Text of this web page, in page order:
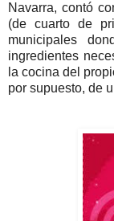
Navarra, contó
(de cuarto de
municipales
ingredientes
la cocina del
por supuesto, de